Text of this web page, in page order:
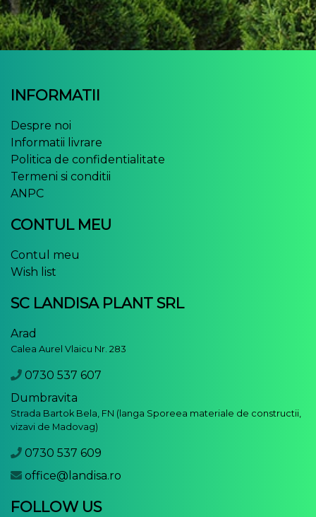
INFORMATII
Despre noi
Informatii livrare
Politica de confidentialitate
Termeni si conditii
ANPC
CONTUL MEU
Contul meu
Wish list
SC LANDISA PLANT SRL
Arad
Calea Aurel Vlaicu Nr. 283
0730 537 607
Dumbravita
Strada Bartok Bela, FN (langa Sporeea materiale de constructii,
vizavi de Madovag)
0730 537 609
office@landisa.ro
FOLLOW US